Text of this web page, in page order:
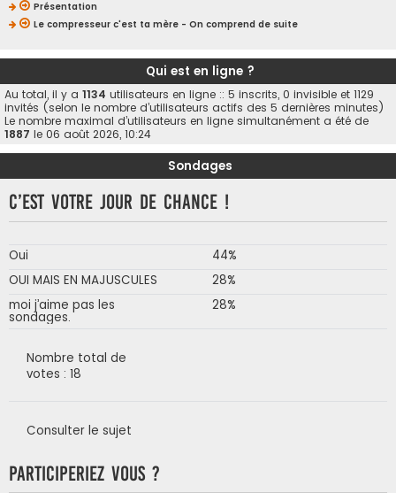
Présentation
Le compresseur c'est ta mère - On comprend de suite
Qui est en ligne ?
Au total, il y a 1134 utilisateurs en ligne :: 5 inscrits, 0 invisible et 1129
invités (selon le nombre d’utilisateurs actifs des 5 dernières minutes)
Le nombre maximal d’utilisateurs en ligne simultanément a été de
1887 le 06 août 2026, 10:24
Sondages
C’est votre jour de chance !
Oui
44%
OUI MAIS EN MAJUSCULES
28%
moi j’aime pas les
sondages.
28%
Nombre total de
votes : 18
Consulter le sujet
Participeriez vous ?